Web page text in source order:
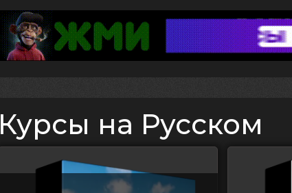
Курсы на Русском